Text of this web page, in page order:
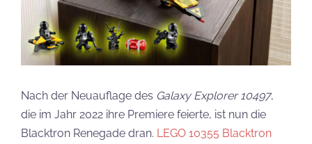
Nach der Neuauflage des Galaxy Explorer 10497,
die im Jahr 2022 ihre Premiere feierte, ist nun die
Blacktron Renegade dran. LEGO 10355 Blacktron